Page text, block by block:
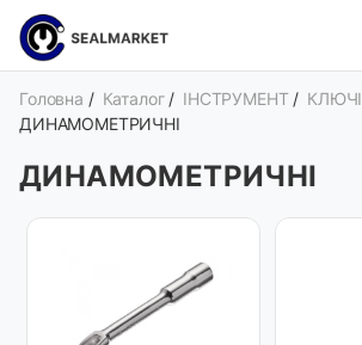
Головна / Каталог / ІНСТРУМЕНТ / КЛЮЧІ
ДИНАМОМЕТРИЧНІ
ДИНАМОМЕТРИЧНІ